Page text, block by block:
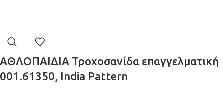
ΑΘΛΟΠΑΙΔΙΑ Τροχοσανίδα επαγγελματική
001.61350, India Pattern